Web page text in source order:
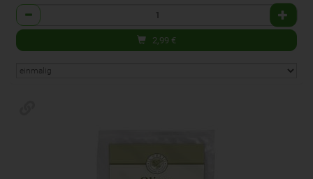
Anzahl
2,99 €